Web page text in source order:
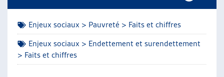
RESSOURCES
THÉMATIQUES
GUIDE SOCIAL ROMAND
Enjeux sociaux > Pauvreté > Faits et chiffres
Enjeux sociaux > Endettement et surendettement
> Faits et chiffres